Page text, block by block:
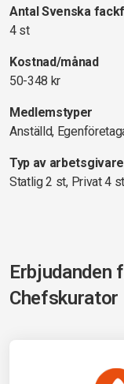
Antal Svenska
4 st
Kostnad/månad
50-348 kr
Medlemstyper
Anställd,
Typ av arbetsgivare
Statlig 2 st, Privat 4 st
Erbjudanden
Chefskurator